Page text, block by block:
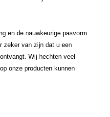
en de nauwkeurige pasvorm
zeker van zijn dat u een
Wij hechten veel
onze producten kunnen